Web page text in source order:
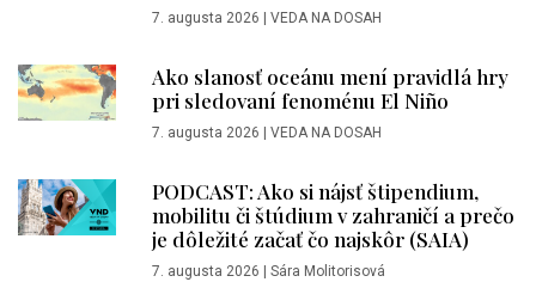
7. augusta 2026 VEDA NA DOSAH
Ako slanosť oceánu mení pravidlá hry
pri sledovaní fenoménu El Niño
7. augusta 2026 VEDA NA DOSAH
PODCAST: Ako si nájsť štipendium,
mobilitu či štúdium v zahraničí a prečo
je dôležité začať čo najskôr (SAIA)
7. augusta 2026 Sára Molitorisová